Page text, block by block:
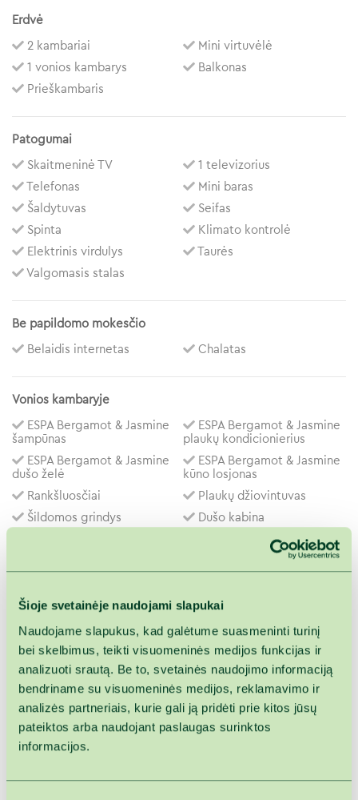
Šioje svetainėje naudojami slapukai
Naudojame slapukus, kad galėtume suasmeninti turinį
bei skelbimus, teikti visuomeninės medijos funkcijas ir
analizuoti srautą. Be to, svetainės naudojimo informaciją
bendriname su visuomeninės medijos, reklamavimo ir
analizės partneriais, kurie gali ją pridėti prie kitos jūsų
pateiktos arba naudojant paslaugas surinktos
informacijos.
Erdvė
2 kambariai
Mini virtuvėlė
1 vonios kambarys
Balkonas
Prieškambaris
Patogumai
Skaitmeninė TV
1 televizorius
Telefonas
Mini baras
Šaldytuvas
Seifas
Spinta
Klimato kontrolė
Elektrinis virdulys
Taurės
Valgomasis stalas
Be papildomo mokesčio
Belaidis internetas Chalatas
Vonios kambaryje
ESPA Bergamot & Jasmine
šampūnas
ESPA Bergamot & Jasmine
plaukų kondicionierius
ESPA Bergamot & Jasmine
dušo želė
ESPA Bergamot & Jasmine
kūno losjonas
Rankšluosčiai
Plaukų džiovintuvas
Šildomos grindys
Dušo kabina
Rankšluosčių džiovintuvas
Numerio plotas
46 m²
180 x 200 cm
Susiję kambariai